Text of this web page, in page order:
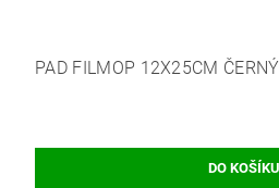
PAD FILMOP 12X25CM ČERNÝ